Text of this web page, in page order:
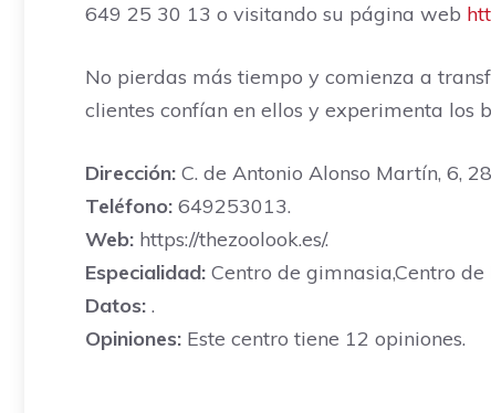
649 25 30 13 o visitando su página web
No pierdas más tiempo y comienza a
clientes confían en ellos y experimenta los
Dirección: C. de Antonio Alonso Martín, 6,
Teléfono: 649253013.
Web: https://thezoolook.es/.
Especialidad: Centro de gimnasia,Centro
Datos: .
Opiniones: Este centro tiene 12 opiniones.